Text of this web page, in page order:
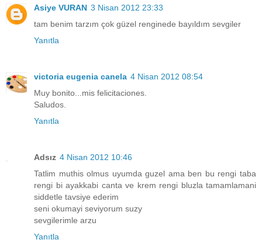
Asiye VURAN 3 Nisan 2012 23:33
tam benim tarzım çok güzel renginede bayıldım sevgiler
Yanıtla
victoria eugenia canela 4 Nisan 2012 08:54
Muy bonito...mis felicitaciones.
Saludos.
Yanıtla
Adsız 4 Nisan 2012 10:46
Tatlim muthis olmus uyumda guzel ama ben bu rengi taba
rengi bi ayakkabi canta ve krem rengi bluzla tamamlamani
siddetle tavsiye ederim
seni okumayi seviyorum suzy
sevgilerimle arzu
Yanıtla